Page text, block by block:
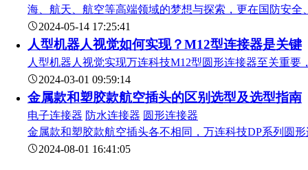
海、航天、航空等高端领域的梦想与探索，更在国防安
2024-05-14 17:25:41
人型机器人视觉如何实现？M12型连接器是关键
人型机器人视觉实现万连科技M12型圆形连接器至关重
2024-03-01 09:59:14
金属款和塑胶款航空插头的区别选型及选型指南
电子连接器 防水连接器 圆形连接器
金属款和塑胶款航空插头各不相同，万连科技DP系列圆
2024-08-01 16:41:05